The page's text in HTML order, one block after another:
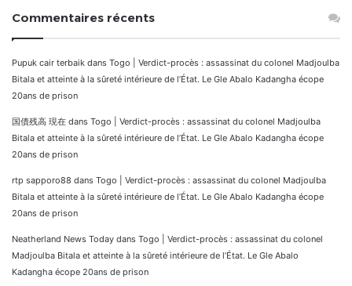
Commentaires récents
Pupuk cair terbaik dans Togo | Verdict-procès : assassinat du colonel Madjoulba
Bitala et atteinte à la sûreté intérieure de l’État. Le Gle Abalo Kadangha écope
20ans de prison
国債残高 現在 dans Togo | Verdict-procès : assassinat du colonel Madjoulba
Bitala et atteinte à la sûreté intérieure de l’État. Le Gle Abalo Kadangha écope
20ans de prison
rtp sapporo88 dans Togo | Verdict-procès : assassinat du colonel Madjoulba
Bitala et atteinte à la sûreté intérieure de l’État. Le Gle Abalo Kadangha écope
20ans de prison
Neatherland News Today dans Togo | Verdict-procès : assassinat du colonel
Madjoulba Bitala et atteinte à la sûreté intérieure de l’État. Le Gle Abalo
Kadangha écope 20ans de prison